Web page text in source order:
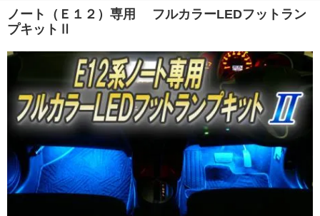
ノート（Ｅ１２）専用 フルカラーLEDフットラン
プキットⅡ